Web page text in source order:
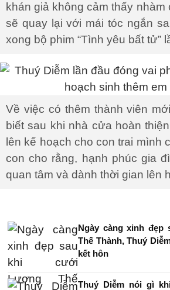
khán giả không cảm thấy nhàm
sẽ quay lại với mái tóc ngắn
xong bộ phim “Tình yêu bất tử”
Về việc có thêm thành viên
biết sau khi nhà cửa hoàn
lên kế hoạch cho con trai mình
con cho rằng, hạnh phúc gia
quan tâm và dành thời gian lên
Ngày càng xinh
Thế Thành, Thuý
kết hôn
Thuý Diễm nói gì